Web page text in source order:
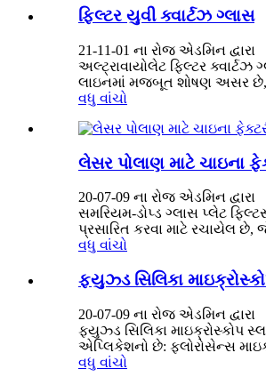
ફિલ્ટર યુવી ક્વાર્ટઝ ગ્લાસ
21-11-01 ના રોજ એડમિન દ્વારા
અલ્ટ્રાવાયોલેટ ફિલ્ટર
લાઇનમાં મજબૂત શોષણ અસર છે,
વધુ વાંચો
લેસર પોલાણ માટે ચાઇના
20-07-09 ના રોજ એડમિન દ્વારા
સમરિયમ-ડોપ્ડ ગ્લાસ પ્લેટ
પ્રસારિત કરવા માટે રચાયેલ
વધુ વાંચો
ફ્યુઝ્ડ સિલિકા
20-07-09 ના રોજ એડમિન દ્વારા
ફ્યુઝ્ડ સિલિકા માઇક્રોસ્કોપ
એપ્લિકેશનો છે: ફ્લોરોસેન્સ
વધુ વાંચો